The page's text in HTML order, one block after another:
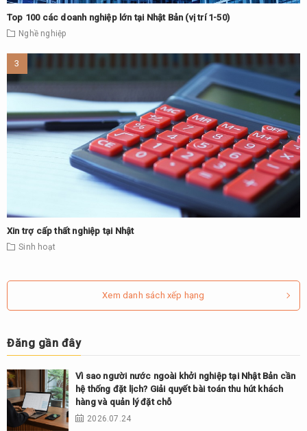
Top 100 các doanh nghiệp lớn tại Nhật Bản (vị trí 1-50)
Nghề nghiệp
Xin trợ cấp thất nghiệp tại Nhật
Sinh hoạt
Xem danh sách xếp hạng
Đăng gần đây
Vì sao người nước ngoài khởi nghiệp tại Nhật Bản cần
hệ thống đặt lịch? Giải quyết bài toán thu hút khách
hàng và quản lý đặt chỗ
2026.07.24